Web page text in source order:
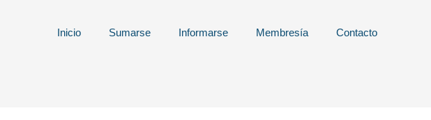
Inicio Sumarse Informarse Membresía Contacto